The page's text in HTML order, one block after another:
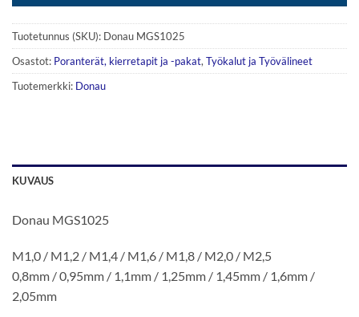
Tuotetunnus (SKU): Donau MGS1025
Osastot: Poranterät, kierretapit ja -pakat, Työkalut ja Työvälineet
Tuotemerkki: Donau
KUVAUS
Donau MGS1025
M1,0 / M1,2 / M1,4 / M1,6 / M1,8 / M2,0 / M2,5
0,8mm / 0,95mm / 1,1mm / 1,25mm / 1,45mm / 1,6mm /
2,05mm